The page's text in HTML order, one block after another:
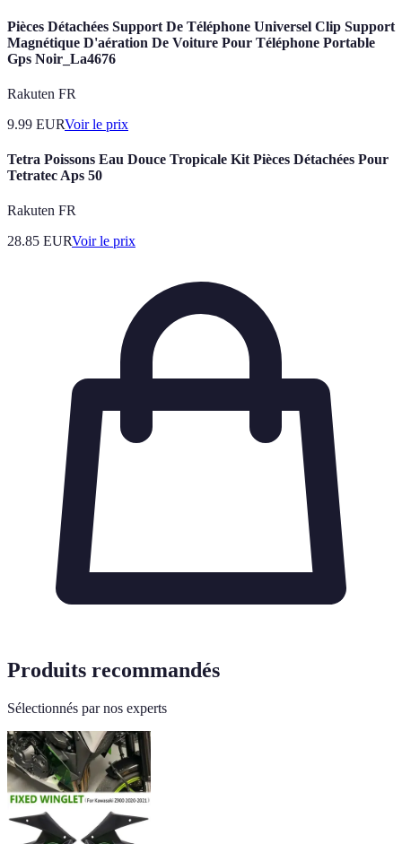
Pièces Détachées Support De Téléphone Universel Clip Support
Magnétique D'aération De Voiture Pour Téléphone Portable
Gps Noir_La4676
Rakuten FR
9.99 EURVoir le prix
Tetra Poissons Eau Douce Tropicale Kit Pièces Détachées Pour
Tetratec Aps 50
Rakuten FR
28.85 EURVoir le prix
Produits recommandés
Sélectionnés par nos experts